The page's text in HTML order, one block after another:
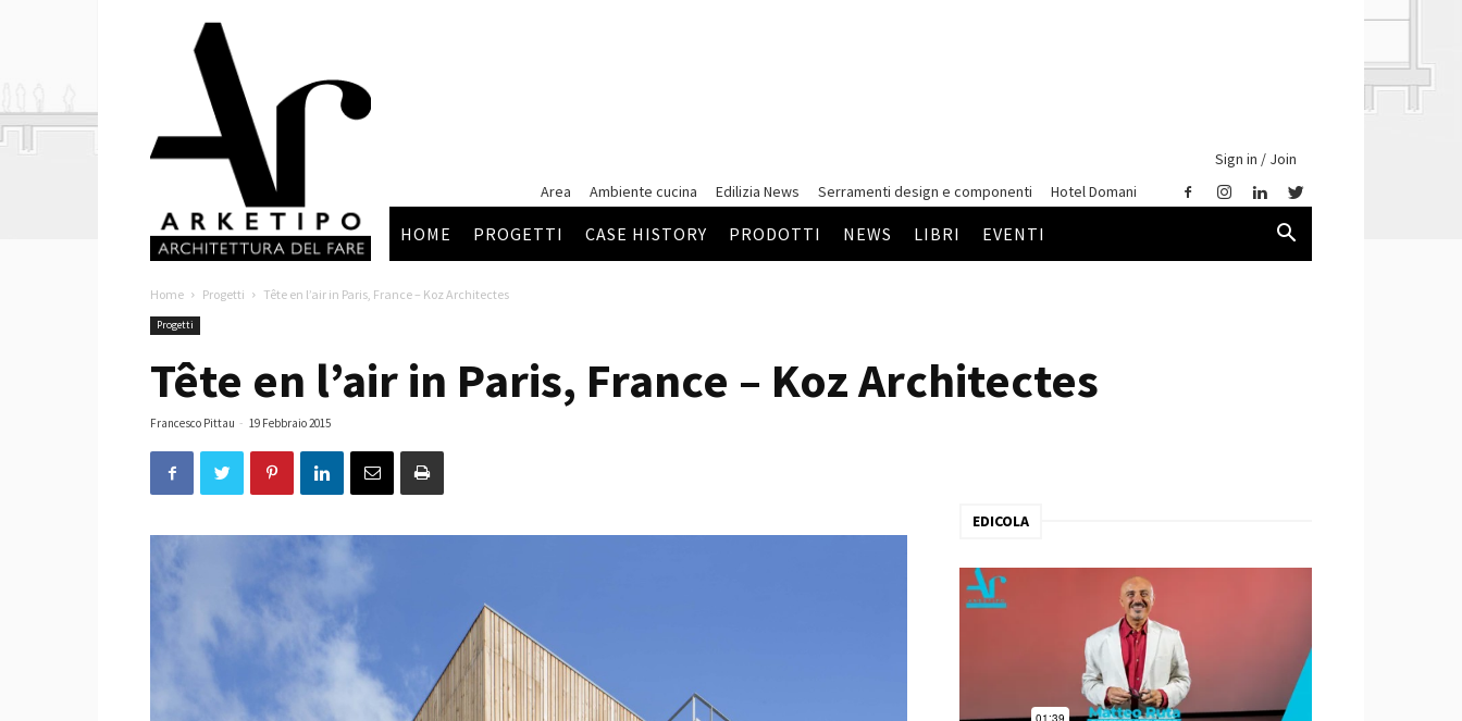
Arketipo
Sign in / Join
Area
Ambiente cucina Edilizia News Serramenti design e componenti Hotel Domani
HOME PROGETTI CASE HISTORY PRODOTTI NEWS LIBRI EVENTI
Home Progetti Tête en l’air in Paris, France – Koz Architectes
Progetti
Tête en l’air in Paris, France – Koz Architectes
Francesco Pittau - 19 Febbraio 2015
EDICOLA